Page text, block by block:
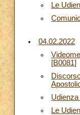
Le
04.02.2022
[B0081]
Le